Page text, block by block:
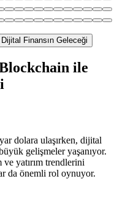
ile
dolara ulaşırken, dijital
gelişmeler yaşanıyor.
yatırım trendlerini
da önemli rol oynuyor.